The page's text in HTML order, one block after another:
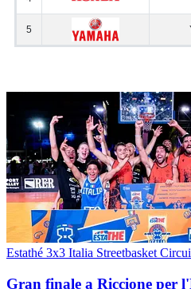
Estathé 3x3 Italia Streetbasket
Gran finale a Riccione per